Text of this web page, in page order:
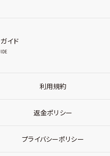
イド
利用規約
返金ポリシー
プライバシーポリシー